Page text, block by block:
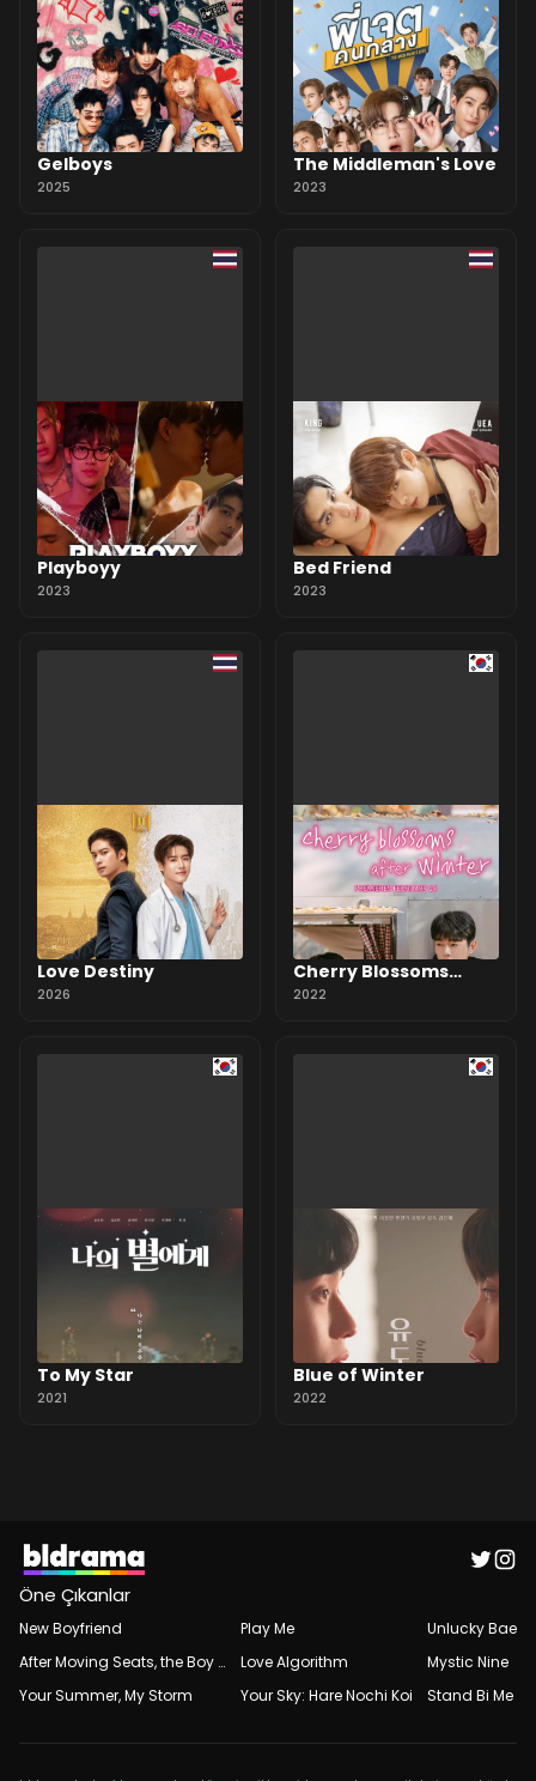
Gelboys
2025
The Middleman's Love
2023
Playboyy
2023
Bed Friend
2023
Love Destiny
2026
Cherry Blossoms
After Winter
2022
To My Star
2021
Blue of Winter
2022
Öne Çıkanlar
New Boyfriend
After Moving Seats, the Boy Behind Me Has a Crush on Me
Your Summer, My Storm
Play Me
Love Algorithm
Your Sky: Hare Nochi Koi
Unlucky Bae
Mystic Nine
Stand Bi Me